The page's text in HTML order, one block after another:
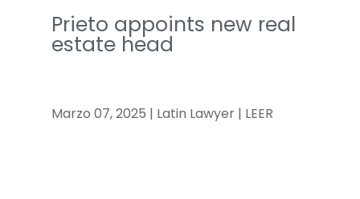
Prieto appoints new real
estate head
Marzo 07, 2025 | Latin Lawyer | LEER